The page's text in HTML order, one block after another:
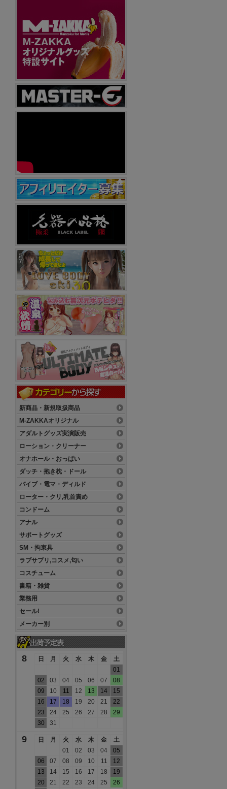
新商品・新規取扱商品
M-ZAKKAオリジナル
アダルトグッズ実演販売
ローション・クリーナー
オナホール・おっぱい
ダッチ・抱き枕・ドール
バイブ・電マ・ディルド
ローター・クリ,乳首責め
コンドーム
アナル
サポートグッズ
SM・拘束具
ラブサプリ,コスメ,匂い
コスチューム
書籍・雑貨
業務用
セール!
メーカー別
8 日 月 火 水 木 金
土
01
02
03 04 05 06 07
08
09
10 11 12 13 14
15
16
17 18 19 20 21
22
23
24 25 26 27 28
29
30
31
9 日 月 火 水 木 金
土
01
02 03 04
05
06
07 08 09 10 11
12
13
14 15 16 17 18
19
20
21 22 23 24 25
26